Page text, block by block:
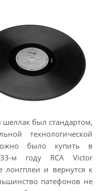
шеллак был стандартом,
технологической
было купить в
м году RCA Victor
лонгплеи и вернутся к
патефонов не